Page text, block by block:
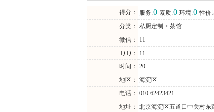
得分： 服务:0 素质:0 环境:0 性价
分类： 私厨定制 > 茶馆
微信：
11
Q Q：
11
时间：
20
地区：
海淀区
电话：
010-62423421
地址：
北京海淀区五道口中关村东